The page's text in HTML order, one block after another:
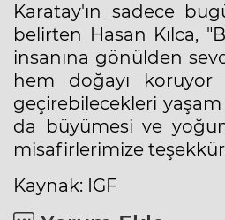
Karatay'ın sadece
belirten Hasan Kılca,
insanına gönülden
hem doğayı
geçirebilecekleri
da büyümesi ve
misafirlerimize
Kaynak: IGF